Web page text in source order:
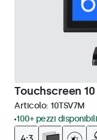
Touchscreen
Articolo: 10TSV7M
100+ pezzi disponibili